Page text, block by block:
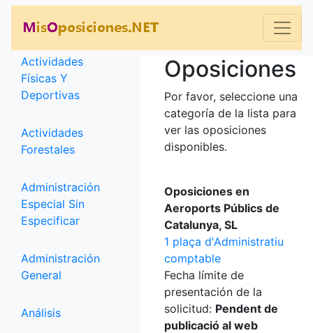
Categorías
Actividades
Físicas Y
Deportivas
Actividades
Forestales
Administración
Especial Sin
Especificar
Administración
General
Análisis
Oposiciones
Por favor, seleccione una
categoría de la lista para
ver las oposiciones
disponibles.
Oposiciones en
Aeroports Públics de
Catalunya, SL
1 plaça d'Administratiu
comptable
Fecha límite de
presentación de la
solicitud: Pendent de
publicació al web